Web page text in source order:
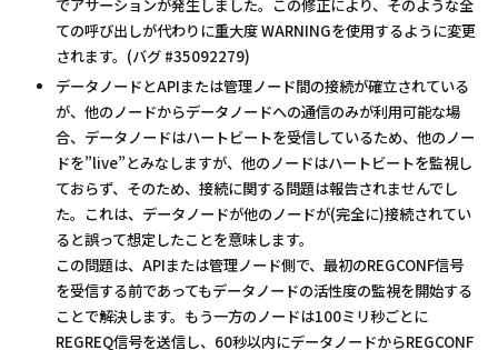
でアサーションが発生しました。この修正により、そのような全
ての呼び出しが代わりに重大度 WARNINGを使用するように変更
されます。(バグ #35092279)
データノードとAPIまたは管理ノード間の接続が確立されている
が、他のノードからデータノードへの通信のみが利用可能な場
合、データノードはハートビートを受信しているため、他のノー
ドを”live”とみなしますが、他のノードはハートビートを監視し
ておらず、そのため、接続に関する問題は報告されませんでし
た。これは、データノードが他のノードが(完全に)接続されてい
ると誤って想定したことを意味します。
この問題は、APIまたは管理ノード側で、最初のREGCONF信号
を受信する前であってもデータノードの活性度の監視を開始する
ことで解決します。もう一方のノードは100ミリ秒ごとに
REGREQ信号を送信し、60秒以内にデータノードからREGCONF